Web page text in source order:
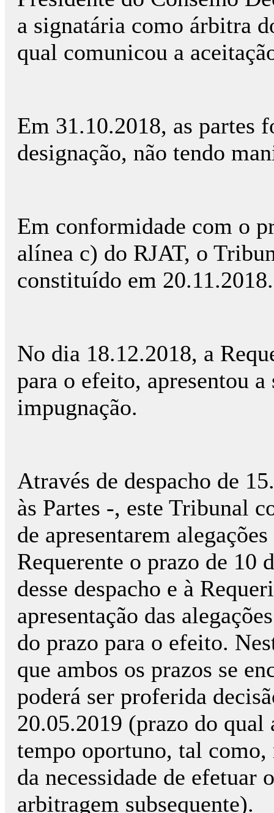
a signatária como árbitra
qual comunicou a
Em 31.10.2018, as partes
designação, não tendo
Em conformidade com o
alínea c) do RJAT, o
constituído em 20.11.2018.
No dia 18.12.2018, a
para o efeito, apresentou
impugnação.
Através de despacho de
às Partes -, este Tribunal
de apresentarem
Requerente o prazo de 10
desse despacho e à
apresentação das
do prazo para o efeito.
que ambos os prazos se
poderá ser proferida
20.05.2019 (prazo do qual
tempo oportuno, tal como,
da necessidade de efetuar
arbitragem subsequente).